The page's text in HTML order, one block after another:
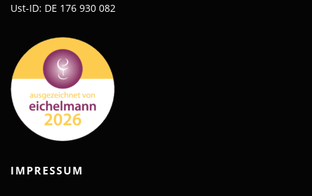
Ust-ID: DE 176 930 082
IMPRESSUM